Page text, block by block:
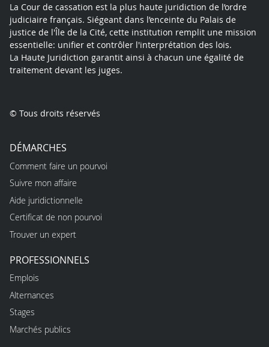
La Cour de cassation est la plus haute juridiction de l’ordre
judiciaire français. Siégeant dans l’enceinte du Palais de
justice de l'Île de la Cité, cette institution remplit une mission
essentielle: unifier et contrôler l'interprétation des lois.
La Haute Juridiction garantit ainsi à chacun une égalité de
traitement devant les juges.
© Tous droits réservés
DÉMARCHES
Comment faire un pourvoi
Suivre mon affaire
Aide juridictionnelle
Certificat de non pourvoi
Trouver un expert
PROFESSIONNELS
Emplois
Alternances
Stages
Marchés publics